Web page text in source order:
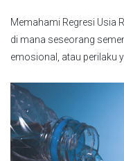
Memahami Regresi Usia
di mana seseorang
emosional, atau perilaku